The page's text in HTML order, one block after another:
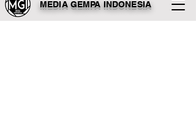
MEDIA GEMPA INDONESIA